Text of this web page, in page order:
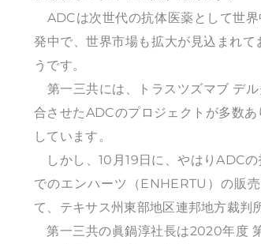
ADCは次世代の抗体医薬として世
発中で、世界市場も拡大が見込まれ
うです。
第一三共には、トラスツズマブ デ
合させたADCのプロジェクトが多数
しています。
しかし、10月19日に、やはりADC
でのエンハーツ（ENHERTU）の販
て、テキサス州東部地区連邦地方裁判
第一三共の眞鍋淳社長は2020年度